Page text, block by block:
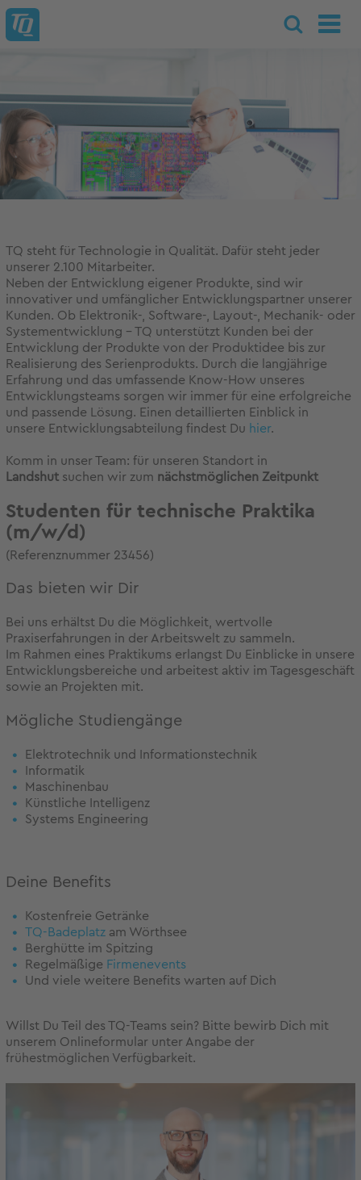
TQ steht für Technologie in Qualität. Dafür steht jeder
unserer 2.100 Mitarbeiter.
Neben der Entwicklung eigener Produkte, sind wir
innovativer und umfänglicher Entwicklungspartner unserer
Kunden. Ob Elektronik-, Software-, Layout-, Mechanik- oder
Systementwicklung - TQ unterstützt Kunden bei der
Entwicklung der Produkte von der Produktidee bis zur
Realisierung des Serienprodukts. Durch die langjährige
Erfahrung und das umfassende Know-How unseres
Entwicklungsteams sorgen wir immer für eine erfolgreiche
und passende Lösung. Einen detaillierten Einblick in
unsere Entwicklungsabteilung findest Du hier.
Komm in unser Team: für unseren Standort in
Landshut suchen wir zum nächstmöglichen Zeitpunkt
Studenten für technische Praktika
(m/w/d)
(Referenznummer 23456)
Das bieten wir Dir
Bei uns erhältst Du die Möglichkeit, wertvolle
Praxiserfahrungen in der Arbeitswelt zu sammeln.
Im Rahmen eines Praktikums erlangst Du Einblicke in unsere
Entwicklungsbereiche und arbeitest aktiv im Tagesgeschäft
sowie an Projekten mit.
Mögliche Studiengänge
Elektrotechnik und Informationstechnik
Informatik
Maschinenbau
Künstliche Intelligenz
Systems Engineering
Deine Benefits
Kostenfreie Getränke
TQ-Badeplatz am Wörthsee
Berghütte im Spitzing
Regelmäßige Firmenevents
Und viele weitere Benefits warten auf Dich
Willst Du Teil des TQ-Teams sein? Bitte bewirb Dich mit
unserem Onlineformular unter Angabe der
frühestmöglichen Verfügbarkeit.